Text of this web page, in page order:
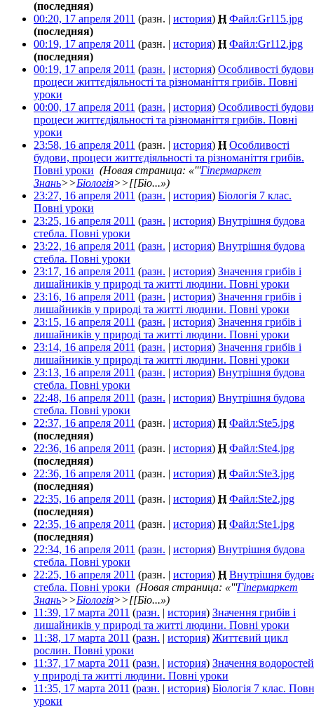
(последняя)
00:20, 17 апреля 2011 (разн. | история) Н Файл:Gr115.jpg
(последняя)
00:19, 17 апреля 2011 (разн. | история) Н Файл:Gr112.jpg
(последняя)
00:19, 17 апреля 2011 (разн. | история) Особливості
процеси життєдіяльності та різноманіття грибів. Повні
уроки
00:00, 17 апреля 2011 (разн. | история) Особливості
процеси життєдіяльності та різноманіття грибів. Повні
уроки
23:58, 16 апреля 2011 (разн. | история) Н Особливості
будови, процеси життєдіяльності та різноманіття грибів.
Повні уроки (Новая страница: «'''Гіпермаркет
Знань>>Біологія>>[[Біо...»)
23:27, 16 апреля 2011 (разн. | история) Біологія 7 клас.
Повні уроки
23:25, 16 апреля 2011 (разн. | история) Внутрішня будова
стебла. Повні уроки
23:22, 16 апреля 2011 (разн. | история) Внутрішня будова
стебла. Повні уроки
23:17, 16 апреля 2011 (разн. | история) Значення грибів і
лишайників у природі та житті людини. Повні уроки
23:16, 16 апреля 2011 (разн. | история) Значення грибів і
лишайників у природі та житті людини. Повні уроки
23:15, 16 апреля 2011 (разн. | история) Значення грибів і
лишайників у природі та житті людини. Повні уроки
23:14, 16 апреля 2011 (разн. | история) Значення грибів і
лишайників у природі та житті людини. Повні уроки
23:13, 16 апреля 2011 (разн. | история) Внутрішня будова
стебла. Повні уроки
22:48, 16 апреля 2011 (разн. | история) Внутрішня будова
стебла. Повні уроки
22:37, 16 апреля 2011 (разн. | история) Н Файл:Ste5.jpg
(последняя)
22:36, 16 апреля 2011 (разн. | история) Н Файл:Ste4.jpg
(последняя)
22:36, 16 апреля 2011 (разн. | история) Н Файл:Ste3.jpg
(последняя)
22:35, 16 апреля 2011 (разн. | история) Н Файл:Ste2.jpg
(последняя)
22:35, 16 апреля 2011 (разн. | история) Н Файл:Ste1.jpg
(последняя)
22:34, 16 апреля 2011 (разн. | история) Внутрішня будова
стебла. Повні уроки
22:25, 16 апреля 2011 (разн. | история) Н Внутрішня
стебла. Повні уроки (Новая страница: «'''Гіпермаркет
Знань>>Біологія>>[[Біо...»)
11:39, 17 марта 2011 (разн. | история) Значення грибів і
лишайників у природі та житті людини. Повні уроки
11:38, 17 марта 2011 (разн. | история) Життєвий цикл
рослин. Повні уроки
11:37, 17 марта 2011 (разн. | история) Значення водоростей
у природі та житті людини. Повні уроки
11:35, 17 марта 2011 (разн. | история) Біологія 7 клас.
уроки